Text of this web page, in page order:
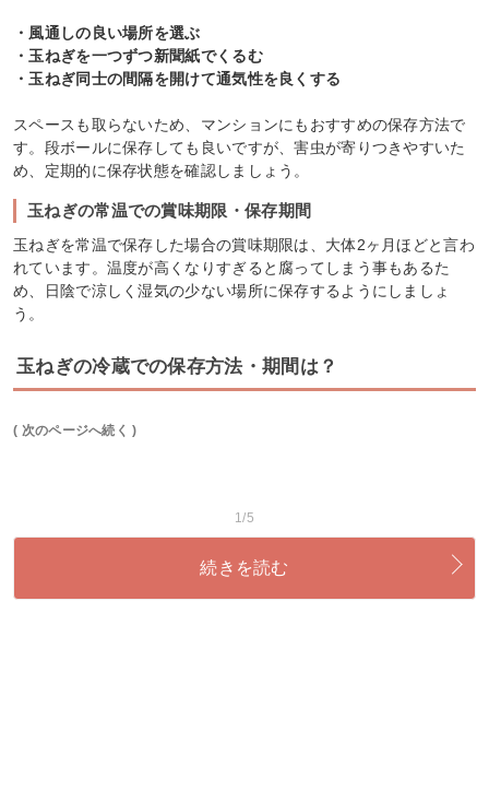
・風通しの良い場所を選ぶ
・玉ねぎを一つずつ新聞紙でくるむ
・玉ねぎ同士の間隔を開けて通気性を良くする
スペースも取らないため、マンションにもおすすめの保存方法で
す。段ボールに保存しても良いですが、害虫が寄りつきやすいた
め、定期的に保存状態を確認しましょう。
玉ねぎの常温での賞味期限・保存期間
玉ねぎを常温で保存した場合の賞味期限は、大体2ヶ月ほどと言わ
れています。温度が高くなりすぎると腐ってしまう事もあるた
め、日陰で涼しく湿気の少ない場所に保存するようにしましょ
う。
玉ねぎの冷蔵での保存方法・期間は？
( 次のページへ続く )
1/5
続きを読む